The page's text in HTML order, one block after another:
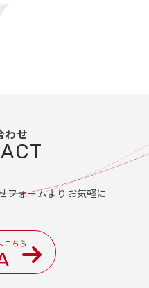
わせ
フォームよりお気軽に
こちら